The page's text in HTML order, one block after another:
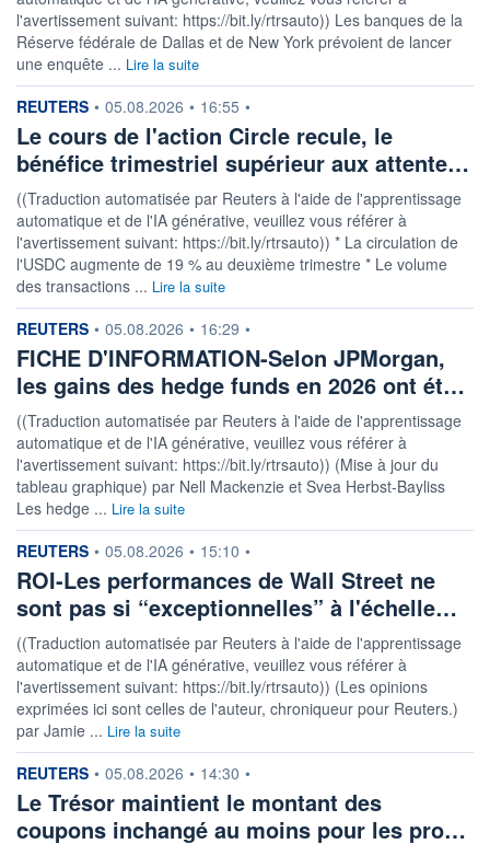
l'avertissement suivant: https://bit.ly/rtrsauto)) Les banques de la
Réserve fédérale de Dallas et de New York prévoient de lancer
une enquête ... Lire la suite
information fournie par
REUTERS • 05.08.2026 • 16:55 •
Le cours de l'action Circle recule, le
bénéfice trimestriel supérieur aux attente…
((Traduction automatisée par Reuters à l'aide de l'apprentissage
automatique et de l'IA générative, veuillez vous référer à
l'avertissement suivant: https://bit.ly/rtrsauto)) * La circulation de
l'USDC augmente de 19 % au deuxième trimestre * Le volume
des transactions ... Lire la suite
information fournie par
REUTERS • 05.08.2026 • 16:29 •
FICHE D'INFORMATION-Selon JPMorgan,
les gains des hedge funds en 2026 ont ét…
((Traduction automatisée par Reuters à l'aide de l'apprentissage
automatique et de l'IA générative, veuillez vous référer à
l'avertissement suivant: https://bit.ly/rtrsauto)) (Mise à jour du
tableau graphique) par Nell Mackenzie et Svea Herbst-Bayliss
Les hedge ... Lire la suite
information fournie par
REUTERS • 05.08.2026 • 15:10 •
ROI-Les performances de Wall Street ne
sont pas si “exceptionnelles” à l'échelle…
((Traduction automatisée par Reuters à l'aide de l'apprentissage
automatique et de l'IA générative, veuillez vous référer à
l'avertissement suivant: https://bit.ly/rtrsauto)) (Les opinions
exprimées ici sont celles de l'auteur, chroniqueur pour Reuters.)
par Jamie ... Lire la suite
information fournie par
REUTERS • 05.08.2026 • 14:30 •
Le Trésor maintient le montant des
coupons inchangé au moins pour les pro…